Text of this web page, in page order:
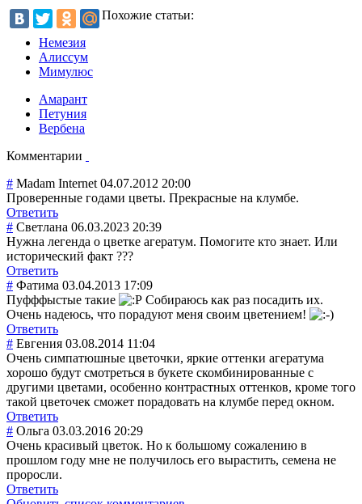
Похожие статьи:
Немезия
Алиссум
Мимулюс
Амарант
Петуния
Вербена
Комментарии
# Madam Internet 04.07.2012 20:00
Проверенные годами цветы. Прекрасные на клумбе.
Ответить
# Светлана 06.03.2023 20:39
Нужна легенда о цветке агератум. Помогите кто знает. Или
исторический факт ???
Ответить
# Фатима 03.04.2013 17:09
Пуфффыстые такие
Собираюсь как раз посадить их.
Очень надеюсь, что порадуют меня своим цветением!
Ответить
# Евгения 03.08.2014 11:04
Очень симпатюшные цветочки, яркие оттенки агератума
хорошо будут смотреться в букете скомбинированные с
другими цветами, особенно контрастных оттенков, кроме того
такой цветочек сможет порадовать на клумбе перед окном.
Ответить
# Ольга 03.03.2016 20:29
Очень красивый цветок. Но к большому сожалению в
прошлом году мне не получилось его вырастить, семена не
проросли.
Ответить